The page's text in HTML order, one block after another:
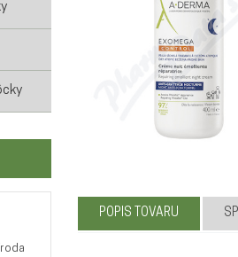
POPIS TOVARU